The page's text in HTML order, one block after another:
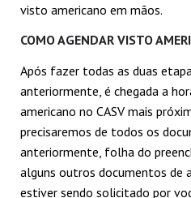
visto americano em mãos.
COMO AGENDAR VISTO
Após fazer todas as duas
anteriormente, é chegada a
americano no CASV mais
precisaremos de todos os
anteriormente, folha do
alguns outros documentos de
estiver sendo solicitado por